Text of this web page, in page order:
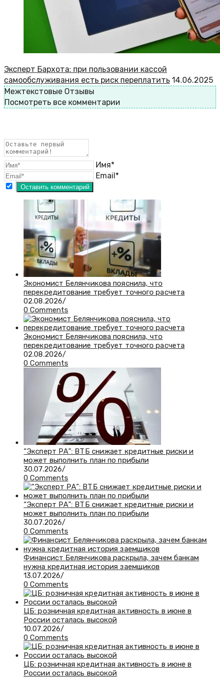
Эксперт Бархота: при пользовании кассой
самообслуживания есть риск переплатить 14.06.2025
Межтекстовые Отзывы
Посмотреть все комментарии
Имя*
Email*
Экономист Белянчикова пояснила, что
перекредитование требует точного расчета
02.08.2026/
0 Comments
Экономист Белянчикова пояснила, что
перекредитование требует точного расчета
02.08.2026/
0 Comments
“Эксперт РА”: ВТБ снижает кредитные риски и
может выполнить план по прибыли
30.07.2026/
0 Comments
“Эксперт РА”: ВТБ снижает кредитные риски и
может выполнить план по прибыли
30.07.2026/
0 Comments
Финансист Белянчикова раскрыла, зачем банкам
нужна кредитная история заемщиков
13.07.2026/
0 Comments
ЦБ: розничная кредитная активность в июне в
России осталась высокой
10.07.2026/
0 Comments
ЦБ: розничная кредитная активность в июне в
России осталась высокой